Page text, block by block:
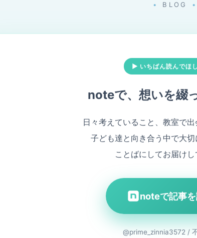
BLOG
▶ いちばん読んでほ
noteで、想いを綴
日々考えていること、教室で出
子ども達と向き合う中で大切
ことばにしてお届けし
noteで記事
@prime_zinnia3572 /